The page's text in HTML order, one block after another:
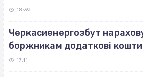
18:39
Черкасиенергозбут
боржникам додаткові кошти
17:11